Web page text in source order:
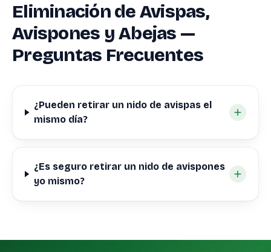
Eliminación de Avispas,
Avispones y Abejas —
Preguntas Frecuentes
¿Pueden retirar un nido de avispas el
mismo día?
¿Es seguro retirar un nido de avispones
yo mismo?